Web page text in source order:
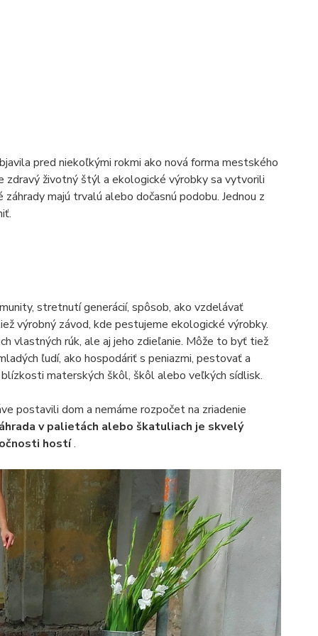
pred niekoľkými rokmi ako nová forma mestského
zdravý životný štýl a ekologické výrobky sa vytvorili
majú trvalú alebo dočasnú podobu. Jednou z
stretnutí generácií, spôsob, ako vzdelávať
výrobný závod, kde pestujeme ekologické výrobky.
vlastných rúk, ale aj jeho zdieľanie. Môže to byť tiež
ľudí, ako hospodáriť s peniazmi, pestovať a
materských škôl, škôl alebo veľkých sídlisk.
postavili dom a nemáme rozpočet na zriadenie
v palietách alebo škatuliach je skvelý
hostí.